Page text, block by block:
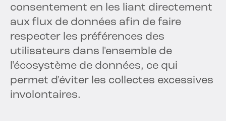
consentement en les liant directement
aux flux de données afin de faire
respecter les préférences des
utilisateurs dans l'ensemble de
l'écosystème de données, ce qui
permet d'éviter les collectes excessives
involontaires.